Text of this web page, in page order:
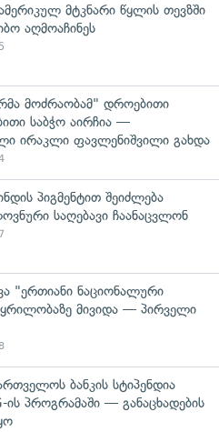
მტკნარი წყლის თევზში
აღმოაჩინეს
მოძრაობამ" დროებითი
საბჭო აირჩია —
ირაკლი ფავლენიშვილი გახდა
პიგმენტით შეიძლება
საღებავი ჩაანაცვლონ
"ერთიანი ნაციონალური
მივიდა — პირველი
ბანკის სტიპენდია
ის პროგრამაში — განაცხადების